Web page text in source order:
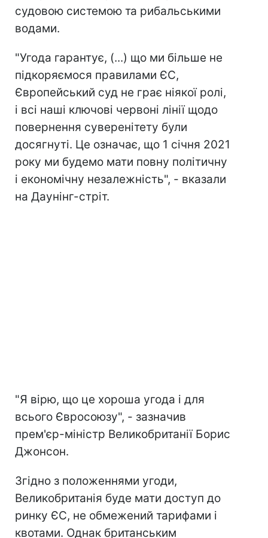
судовою системою та рибальськими
водами.
"Угода гарантує, (...) що ми більше не
підкоряємося правилами ЄС,
Європейський суд не грає ніякої ролі,
і всі наші ключові червоні лінії щодо
повернення суверенітету були
досягнуті. Це означає, що 1 січня 2021
року ми будемо мати повну політичну
і економічну незалежність", - вказали
на Даунінг-стріт.
"Я вірю, що це хороша угода і для
всього Євросоюзу", - зазначив
прем'єр-міністр Великобританії Борис
Джонсон.
Згідно з положеннями угоди,
Великобританія буде мати доступ до
ринку ЄС, не обмежений тарифами і
квотами. Однак британським